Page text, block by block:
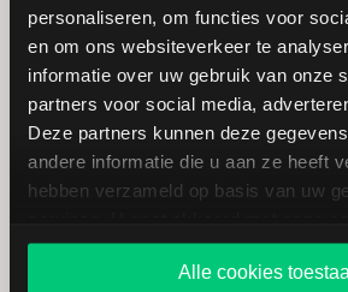
personaliseren, om functies voor
en om ons websiteverkeer te
informatie over uw gebruik van onze
partners voor social media,
Deze partners kunnen deze
andere informatie die u aan ze heeft
hebben verzameld op basis van uw
website blijft gebruiken.
Alle cookies
Dividendstijging
Takeaway